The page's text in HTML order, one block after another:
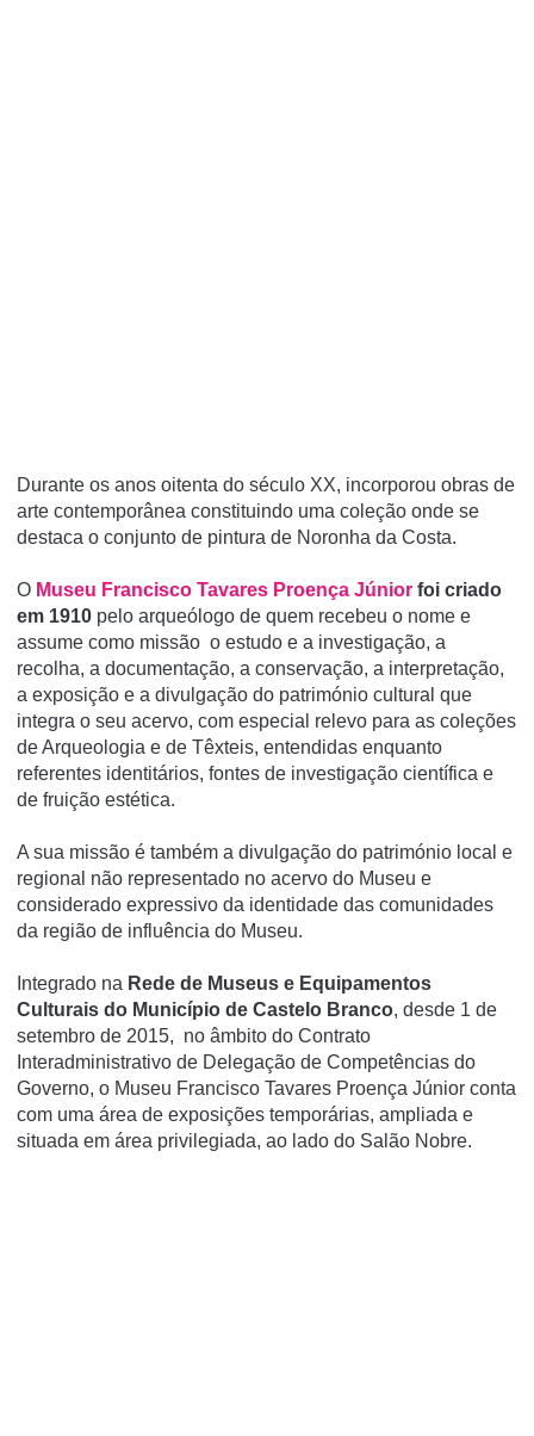
Durante os anos oitenta do século XX, incorporou obras de
arte contemporânea constituindo uma coleção onde se
destaca o conjunto de pintura de Noronha da Costa.
O Museu Francisco Tavares Proença Júnior foi criado
em 1910 pelo arqueólogo de quem recebeu o nome e
assume como missão o estudo e a investigação, a
recolha, a documentação, a conservação, a interpretação,
a exposição e a divulgação do património cultural que
integra o seu acervo, com especial relevo para as coleções
de Arqueologia e de Têxteis, entendidas enquanto
referentes identitários, fontes de investigação científica e
de fruição estética.
A sua missão é também a divulgação do património local e
regional não representado no acervo do Museu e
considerado expressivo da identidade das comunidades
da região de influência do Museu.
Integrado na Rede de Museus e Equipamentos
Culturais do Município de Castelo Branco, desde 1 de
setembro de 2015, no âmbito do Contrato
Interadministrativo de Delegação de Competências do
Governo, o Museu Francisco Tavares Proença Júnior conta
com uma área de exposições temporárias, ampliada e
situada em área privilegiada, ao lado do Salão Nobre.